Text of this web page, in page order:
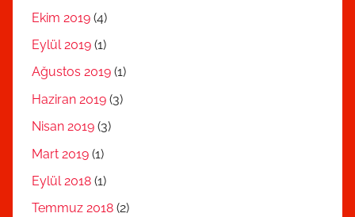
Ekim 2019 (4)
Eylül 2019 (1)
Ağustos 2019 (1)
Haziran 2019 (3)
Nisan 2019 (3)
Mart 2019 (1)
Eylül 2018 (1)
Temmuz 2018 (2)